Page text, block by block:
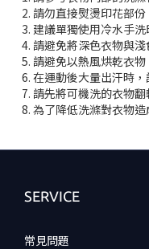
2. 請勿直接熨燙印花部份
3. 建議單獨使用冷水手
4. 請避免將深色衣物與淺
5. 請避免以熱風烘乾衣
6. 在運動後大量出汗時，
7. 請先將可機洗的衣物
8. 為了降低洗滌對衣物
SERVICE
常見問題